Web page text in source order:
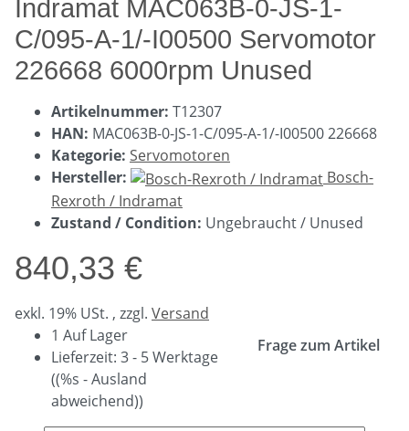
Indramat MAC063B-0-JS-1-
C/095-A-1/-I00500 Servomotor
226668 6000rpm Unused
Artikelnummer: T12307
HAN: MAC063B-0-JS-1-C/095-A-1/-I00500 226668
Kategorie: Servomotoren
Hersteller:
Bosch-
Rexroth / Indramat
Zustand / Condition: Ungebraucht / Unused
840,33 €
exkl. 19% USt. , zzgl. Versand
1 Auf Lager
Lieferzeit: 3 - 5 Werktage
((%s - Ausland
abweichend))
Frage zum Artikel